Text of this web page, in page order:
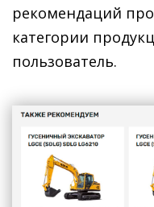
рекомендаций
категории
пользователь.